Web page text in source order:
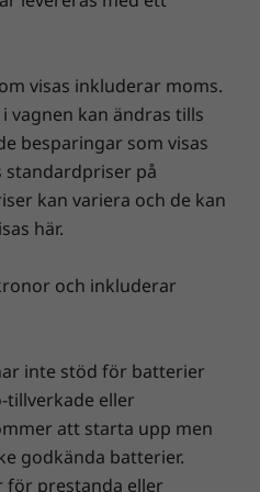
grafiken kan du också
modeller)
för din bärbara
datorer ett års
systemgaranti du har.
till utvalda datorer erbjuder
med din enhet eller
ettåriga garantitiden för
av problem. Få en
att uppgradera till
kan kombinera
säkerhet för datorer!
visas inkluderar moms.
vagnen kan ändras tills
besparingar som visas
standardpriser på
kan variera och de kan
här.
och inkluderar
inte stöd för batterier
tillverkade eller
att starta upp men
godkända batterier.
för prestanda eller